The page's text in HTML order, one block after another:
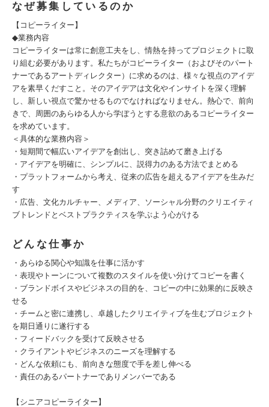
なぜ募集しているのか
【コピーライター】
◆業務内容
コピーライターは常に創意工夫をし、情熱を持ってプロジェクトに取
り組む必要があります。私たちがコピーライター（およびそのパート
ナーであるアートディレクター）に求めるのは、様々な視点のアイデ
アを素早くだすこと。そのアイデアは文化やインサイトを深く理解
し、新しい視点で驚かせるものでなければなりません。熱心で、前向
きで、周囲のあらゆる人から学ぼうとする意欲のあるコピーライター
を求めています。
＜具体的な業務内容＞
・短期間で幅広いアイデアを創出し、突き詰めて磨き上げる
・アイデアを明確に、シンプルに、説得力のある方法でまとめる
・プラットフォームから考え、従来の広告を超えるアイデアを生みだ
す
・広告、文化カルチャー、メディア、ソーシャル分野のクリエイティ
ブトレンドとベストプラクティスを学ぶよう心がける
どんな仕事か
・あらゆる関心や知識を仕事に活かす
・表現やトーンについて複数のスタイルを使い分けてコピーを書く
・ブランドボイスやビジネスの目的を、コピーの中に効果的に反映さ
せる
・チームと密に連携し、卓越したクリエイティブを生むプロジェクト
を期日通りに遂行する
・フィードバックを受けて反映させる
・クライアントやビジネスのニーズを理解する
・どんな依頼にも、前向きな態度で手を差し伸べる
・責任のあるパートナーでありメンバーである
【シニアコピーライター】